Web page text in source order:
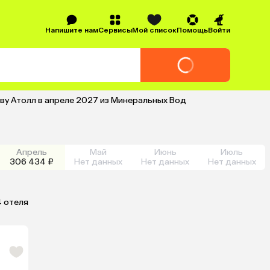
Напишите намСервисыМой списокПомощьВойти
Атолл в апреле 2027 из Минеральных Вод
Апрель
306 434 ₽
Май
Нет данных
Июнь
Нет данных
Июль
Нет данных
отеля